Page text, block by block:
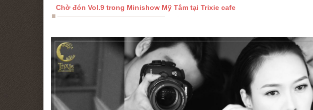
Chờ đón Vol.9 trong Minishow Mỹ Tâm tại Trixie cafe